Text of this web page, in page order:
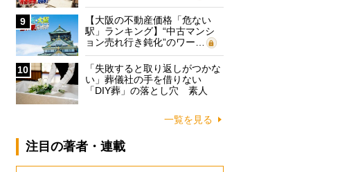
9
【大阪の不動産価格「危ない
駅」ランキング】“中古マンシ
ョン売れ行き鈍化”のワー…
10
「失敗すると取り返しがつかな
い」葬儀社の手を借りない
「DIY葬」の落とし穴 素人
一覧を見る
注目の著者・連載